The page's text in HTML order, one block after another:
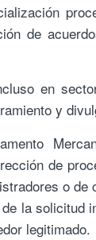
de
en
y
de
o
la solicitud
legitimado.